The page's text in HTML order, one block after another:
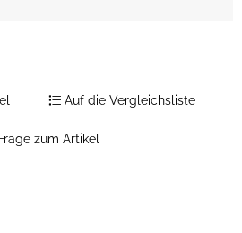
Frage zum Artikel
Auf die Vergleichsliste